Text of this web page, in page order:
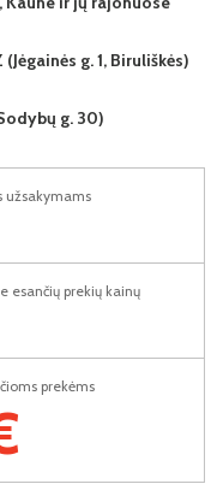
g. 1, Biruliškės)
g. 30)
prekėms
užsakymams
esančių prekių kainų